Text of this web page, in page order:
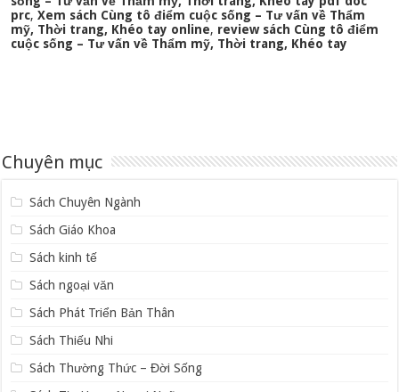
prc,Xem sách Cùng tô điểm cuộc sống – Tư vấn về Thẩm
mỹ, Thời trang, Khéo tay online, review sách Cùng tô điểm
cuộc sống – Tư vấn về Thẩm mỹ, Thời trang, Khéo tay
Chuyên mục
Sách Chuyên Ngành
Sách Giáo Khoa
Sách kinh tế
Sách ngoại văn
Sách Phát Triển Bản Thân
Sách Thiếu Nhi
Sách Thường Thức – Đời Sống